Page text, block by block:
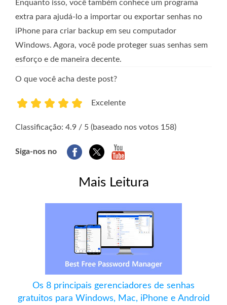
Enquanto isso, você também conhece um programa
extra para ajudá-lo a importar ou exportar senhas no
iPhone para criar backup em seu computador
Windows. Agora, você pode proteger suas senhas sem
esforço e de maneira decente.
O que você acha deste post?
Excelente
Classificação: 4.9 / 5 (baseado nos votos 158)
Siga-nos no
Mais Leitura
Os 8 principais gerenciadores de senhas
gratuitos para Windows, Mac, iPhone e Android